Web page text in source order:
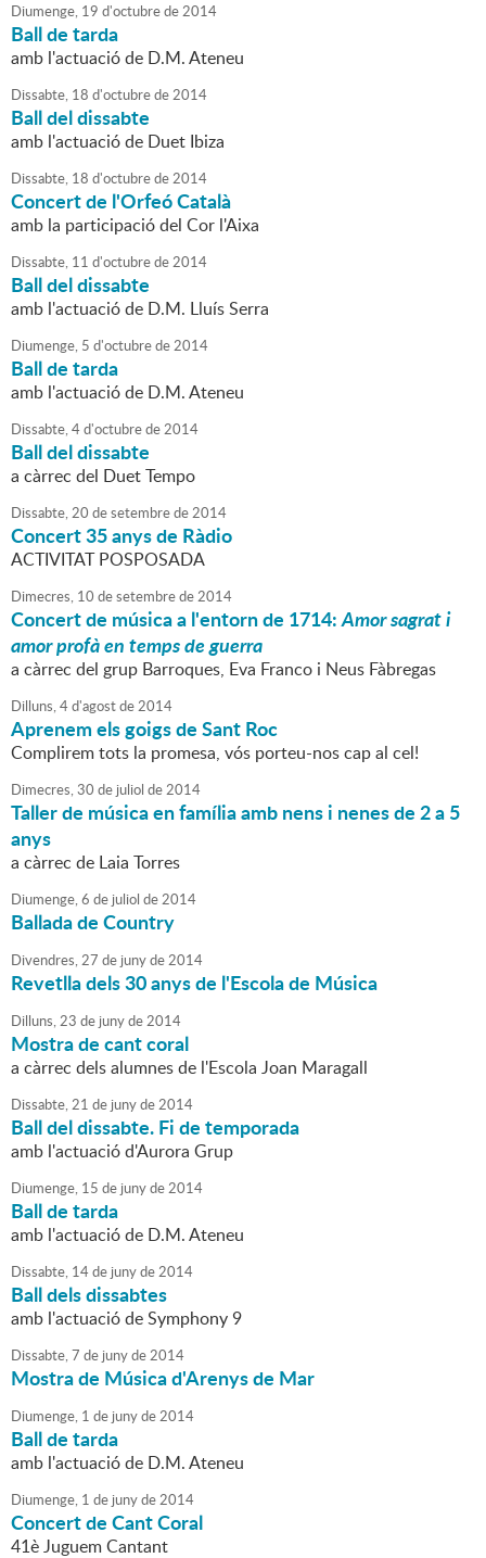
Diumenge, 19 d'octubrede2014
Ball de tarda
amb l'actuació de D.M. Ateneu
Dissabte, 18 d'octubrede2014
Ball del dissabte
amb l'actuació de Duet Ibiza
Dissabte, 18 d'octubrede2014
Concert de l'Orfeó Català
amb la participació del Cor l'Aixa
Dissabte, 11 d'octubrede2014
Ball del dissabte
amb l'actuació de D.M. Lluís Serra
Diumenge, 5 d'octubrede2014
Ball de tarda
amb l'actuació de D.M. Ateneu
Dissabte,4d'octubrede2014
Ball del dissabte
a càrrec del Duet Tempo
Dissabte,20 desetembrede2014
Concert 35 anys de Ràdio
ACTIVITAT POSPOSADA
Dimecres, 10 desetembrede2014
Concert de música a l'entorn de 1714:Amor sagrat i
amor profà en temps de guerra
a càrrec del grup Barroques, Eva Franco i Neus Fàbregas
Dilluns,4d'agostde2014
Aprenem els goigs de Sant Roc
Complirem tots la promesa, vós porteu-nos cap al cel!
Dimecres,30 de juliol de2014
Taller de música en família amb nens i nenes de 2 a 5
anys
a càrrec de Laia Torres
Diumenge,6 de juliol de2014
Ballada de Country
Divendres,27 de junyde2014
Revetlla dels 30 anys de l'Escola de Música
Dilluns,23 de junyde2014
Mostra de cant coral
a càrrec dels alumnes de l'Escola Joan Maragall
Dissabte,21 de junyde2014
Ball del dissabte. Fi de temporada
amb l'actuació d'Aurora Grup
Diumenge, 15 de junyde2014
Ball de tarda
amb l'actuació de D.M. Ateneu
Dissabte, 14de junyde2014
Ball dels dissabtes
amb l'actuació de Symphony 9
Dissabte,7 de junyde2014
Mostra de Música d'Arenys de Mar
Diumenge, 1 de junyde2014
Ball de tarda
amb l'actuació de D.M. Ateneu
Diumenge, 1 de junyde2014
Concert de Cant Coral
41è Juguem Cantant